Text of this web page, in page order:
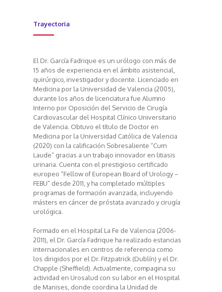
Trayectoria
El Dr. García Fadrique es un urólogo con más de
15 años de experiencia en el ámbito asistencial,
quirúrgico, investigador y docente. Licenciado en
Medicina por la Universidad de Valencia (2005),
durante los años de licenciatura fue Alumno
Interno por Oposición del Servicio de Cirugía
Cardiovascular del Hospital Clínico Universitario
de Valencia. Obtuvo el título de Doctor en
Medicina por la Universidad Católica de Valencia
(2020) con la calificación Sobresaliente “Cum
Laude” gracias a un trabajo innovador en litiasis
urinaria. Cuenta con el prestigioso certificado
europeo “Fellow of European Board of Urology –
FEBU” desde 2011, y ha completado múltiples
programas de formación avanzada, incluyendo
másters en cáncer de próstata avanzado y cirugía
urológica.
Formado en el Hospital La Fe de Valencia (2006-
2011), el Dr. García Fadrique ha realizado estancias
internacionales en centros de referencia como
los dirigidos por el Dr. Fitzpatrick (Dublín) y el Dr.
Chapple (Sheffield). Actualmente, compagina su
actividad en Urosalud con su labor en el Hospital
de Manises, donde coordina la Unidad de